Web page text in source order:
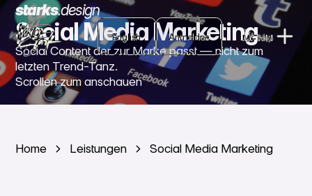
English
English Anmelden
Anmelden
MENU
CLOSE
starks.design
Social Media Marketing
Social Content der zur Marke passt — nicht zum
letzten Trend-Tanz.
Scrollen zum anschauen
Home Leistungen Social Media Marketing